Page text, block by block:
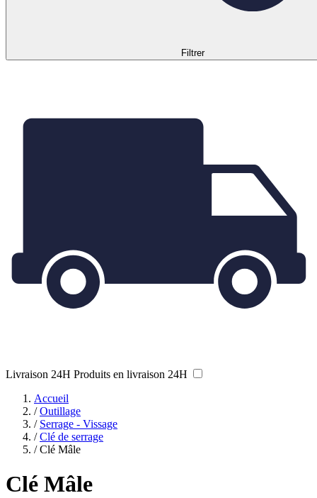
Filtrer
Livraison 24H Produits en livraison 24H
Accueil
/ Outillage
/ Serrage - Vissage
/ Clé de serrage
/ Clé Mâle
Clé Mâle